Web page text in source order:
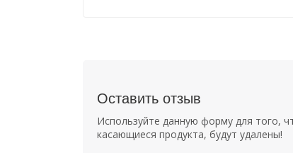
Оставить отзыв
Используйте данную форму для того,
касающиеся продукта, будут удалены!